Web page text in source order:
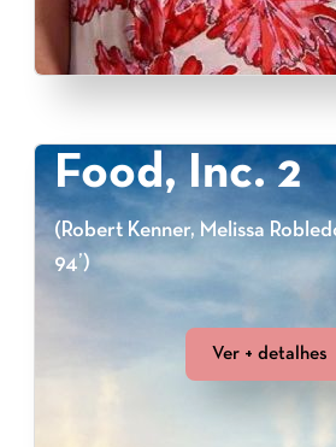
Food, Inc. 2
(Robert Kenner, Melissa
94’)
Ver + detalhes